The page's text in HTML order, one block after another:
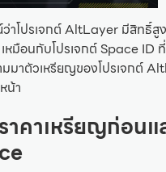
าโปรเจกต์ AltLayer มีสิทธิ์สูง
มือนกับโปรเจกต์ Space ID
มาตัวเหรียญของโปรเจกต์
น้า
าคาเหรียญก่อนแ